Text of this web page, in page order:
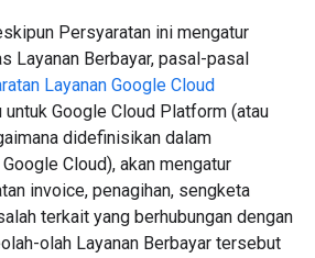
Persyaratan ini mengatur
Layanan Berbayar, pasal-pasal
Layanan Google Cloud
untuk Google Cloud Platform (atau
didefinisikan dalam
Cloud), akan mengatur
invoice, penagihan, sengketa
terkait yang berhubungan dengan
olah Layanan Berbayar tersebut